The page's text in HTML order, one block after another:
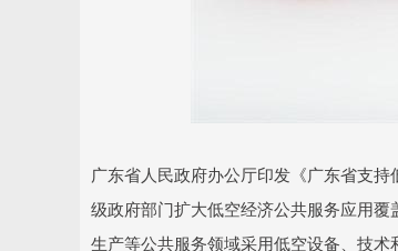
广东省人民政府办公厅印发《广东省支
级政府部门扩大低空经济公共服务应用
生产等公共服务领域采用低空设备、技